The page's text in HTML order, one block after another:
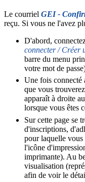
Le courriel GEI -
reçu. Si vous ne l'avez
D'abord,
connecter / Créer
barre du menu
votre mot de
Une fois connecté
que vous
apparaît à droite
lorsque vous êtes
Sur cette page se
d'inscriptions,
pour laquelle
l'icône
imprimante). Au
visualisation
afin de voir le